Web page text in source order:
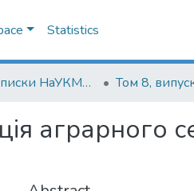
Statistics
Наукові записки НаУКМА. Економічні науки Том 8,
аграрного